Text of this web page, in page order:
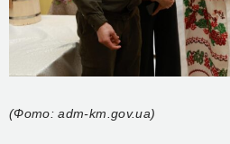
(Фото: adm-km.gov.ua)